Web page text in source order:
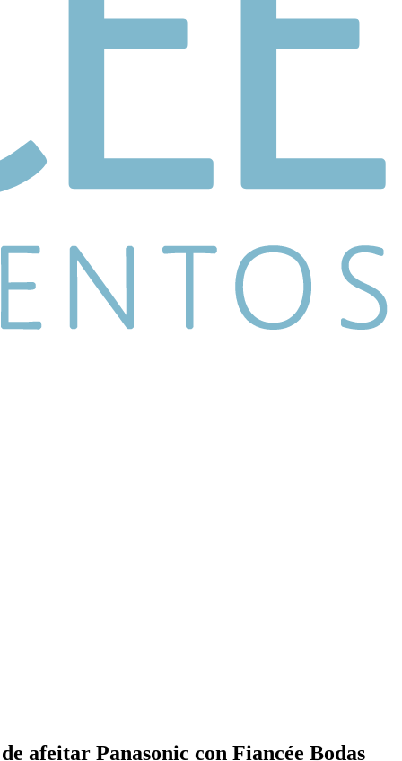
afeitar Panasonic con Fiancée Bodas